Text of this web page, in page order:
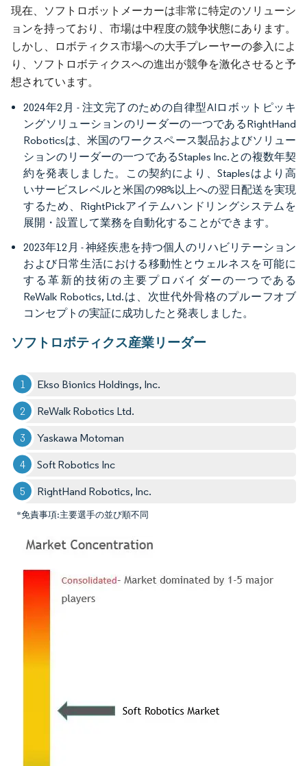
現在、ソフトロボットメーカーは非常に特定のソリューシ
ョンを持っており、市場は中程度の競争状態にあります。
しかし、ロボティクス市場への大手プレーヤーの参入によ
り、ソフトロボティクスへの進出が競争を激化させると予
想されています。
2024年2月 - 注文完了のための自律型AIロボットピッキ
ングソリューションのリーダーの一つであるRightHand
Roboticsは、米国のワークスペース製品およびソリュー
ションのリーダーの一つであるStaples Inc.との複数年契
約を発表しました。この契約により、Staplesはより高
いサービスレベルと米国の98%以上への翌日配送を実現
するため、RightPickアイテムハンドリングシステムを
展開・設置して業務を自動化することができます。
2023年12月 - 神経疾患を持つ個人のリハビリテーション
および日常生活における移動性とウェルネスを可能に
する革新的技術の主要プロバイダーの一つである
ReWalk Robotics, Ltd.は、次世代外骨格のプルーフオブ
コンセプトの実証に成功したと発表しました。
ソフトロボティクス産業リーダー
Ekso Bionics Holdings, Inc.
ReWalk Robotics Ltd.
Yaskawa Motoman
Soft Robotics Inc​
RightHand Robotics, Inc.
*免責事項:主要選手の並び順不同